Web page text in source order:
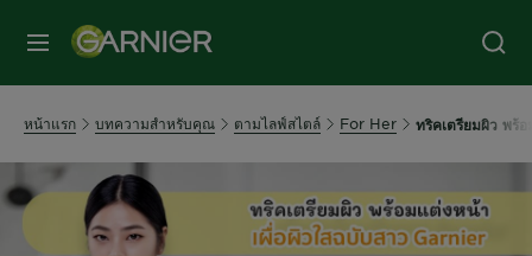
หน้าแรก บทความสำหรับคุณ ตามไลฟ์สไตล์ For Her ทริคเตรียมผิว พร้